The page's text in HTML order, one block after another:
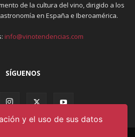
y el uso de sus datos
de la cultura del vino, dirigido a los
en España e Iberoamérica.
info@vinotendencias.com
SÍGUENOS